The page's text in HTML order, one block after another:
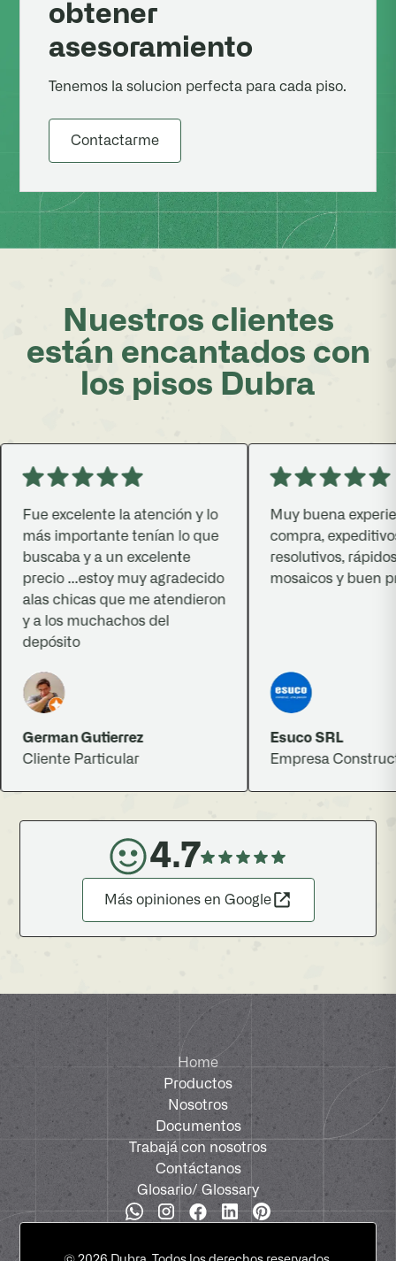
obtener
asesoramiento
Tenemos la solucion perfecta para cada piso.
Contactarme
Nuestros clientes
están encantados con
los pisos Dubra
Fue excelente la atención y lo
más importante tenían lo que
buscaba y a un excelente
precio ...estoy muy agradecido
alas chicas que me atendieron
y a los muchachos del
depósito
German Gutierrez
Cliente Particular
Muy buena
compra, expeditivos,
resolutivos, rápidos,
mosaicos y buen
Esuco SRL
Empresa
4.7
Más opiniones en Google
Home
Productos
Nosotros
Documentos
Trabajá con nosotros
Contáctanos
Glosario/ Glossary